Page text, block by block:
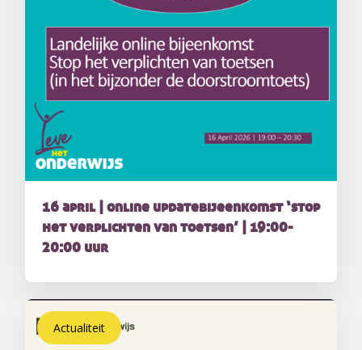
16 april | online updatebijeenkomst ‘stop
het verplichten van toetsen’ | 19:00-
20:00 uur
Actualiteit